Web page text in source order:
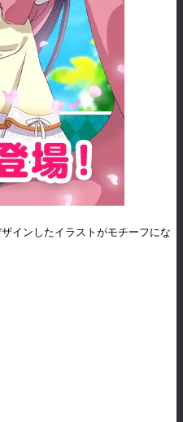
インしたイラストがモチーフにな